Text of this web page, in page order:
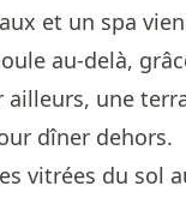
et un spa
au-delà,
ailleurs, une
dîner dehors.
vitrées du sol